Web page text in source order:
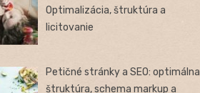
Optimalizácia, štruktúra a
licitovanie
Petičné stránky a SEO: optimálna
štruktúra, schema markup a